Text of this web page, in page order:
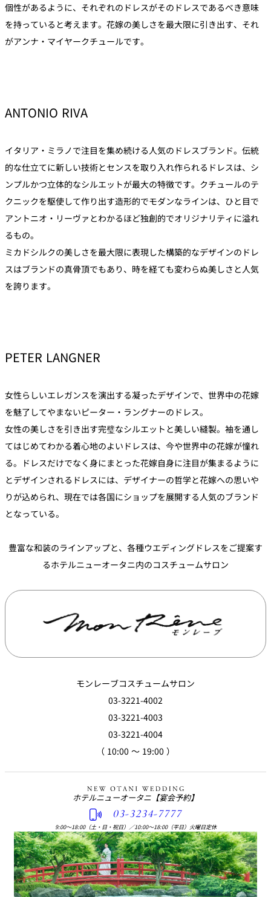
個性があるように、それぞれのドレスがそのドレスであるべき意味
を持っていると考えます。花嫁の美しさを最大限に引き出す、それ
がアンナ・マイヤークチュールです。
ANTONIO RIVA
イタリア・ミラノで注目を集め続ける人気のドレスブランド。伝統
的な仕立てに新しい技術とセンスを取り入れ作られるドレスは、シ
ンプルかつ立体的なシルエットが最大の特徴です。クチュールのテ
クニックを駆使して作り出す造形的でモダンなラインは、ひと目で
アントニオ・リーヴァとわかるほど独創的でオリジナリティに溢れ
るもの。
ミカドシルクの美しさを最大限に表現した構築的なデザインのドレ
スはブランドの真骨頂でもあり、時を経ても変わらぬ美しさと人気
を誇ります。
PETER LANGNER
女性らしいエレガンスを演出する凝ったデザインで、世界中の花嫁
を魅了してやまないピーター・ラングナーのドレス。
女性の美しさを引き出す完璧なシルエットと美しい縫製。袖を通し
てはじめてわかる着心地のよいドレスは、今や世界中の花嫁が憧れ
る。ドレスだけでなく身にまとった花嫁自身に注目が集まるように
とデザインされるドレスには、デザイナーの哲学と花嫁への思いや
りが込められ、現在では各国にショップを展開する人気のブランド
となっている。
豊富な和装のラインアップと、各種ウエディングドレスをご提案す
るホテルニューオータニ内のコスチュームサロン
モンレーブコスチュームサロン
03-3221-4002
03-3221-4003
03-3221-4004
（ 10:00 ～ 19:00 ）
ホテルニューオータニ 【宴会予約】
03-3234-7777
9:00〜18:00（土・日・祝日） ／10:00〜18:00（平日）火曜日定休